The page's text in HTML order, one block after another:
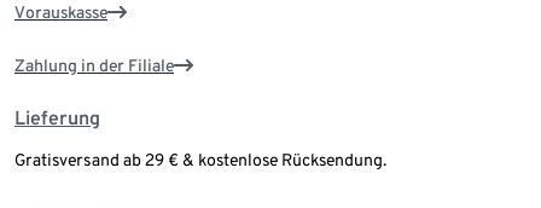
Vorauskasse
Zahlung in der Filiale
Lieferung
Gratisversand ab 29 € & kostenlose Rücksendung.